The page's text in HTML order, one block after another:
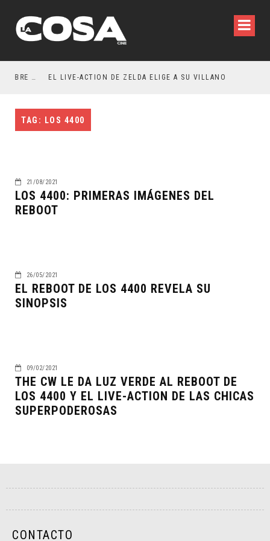
RESEÑA LA INVITACIÓN: OLIVIA WILDE REFLEXIONA SOBRE LA VIDA CONYUGAL EL LIVE-ACTION DE ZELDA ELIGE A SU VILLANO
TAG: LOS 4400
21/08/2021
LOS 4400: PRIMERAS IMÁGENES DEL
REBOOT
26/05/2021
EL REBOOT DE LOS 4400 REVELA SU
SINOPSIS
09/02/2021
THE CW LE DA LUZ VERDE AL REBOOT DE
LOS 4400 Y EL LIVE-ACTION DE LAS CHICAS
SUPERPODEROSAS
CONTACTO